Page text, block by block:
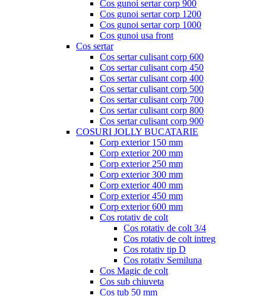
Cos gunoi sertar corp 900
Cos gunoi sertar corp 1200
Cos gunoi sertar corp 1000
Cos gunoi usa front
Cos sertar
Cos sertar culisant corp 600
Cos sertar culisant corp 450
Cos sertar culisant corp 400
Cos sertar culisant corp 500
Cos sertar culisant corp 700
Cos sertar culisant corp 800
Cos sertar culisant corp 900
COSURI JOLLY BUCATARIE
Corp exterior 150 mm
Corp exterior 200 mm
Corp exterior 250 mm
Corp exterior 300 mm
Corp exterior 400 mm
Corp exterior 450 mm
Corp exterior 600 mm
Cos rotativ de colt
Cos rotativ de colt 3/4
Cos rotativ de colt intreg
Cos rotativ tip D
Cos rotativ Semiluna
Cos Magic de colt
Cos sub chiuveta
Cos tub 50 mm